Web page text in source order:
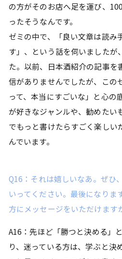
の方がそのお店へ足を運び、
ったそうなんです。
ゼミの中で、「良い文章は読み
す」、という話を伺いましたが
た。以前、日本酒紹介の記事を
信がありませんでしたが、この
って、本当にすごいな」と心の
が好きなジャンルや、勧めたい
でもっと書けたらすごく楽しい
んでいます。
Q16：それは嬉しいなあ。ぜひ
いってください。最後になりま
方にメッセージをいただけます
A16：先ほど「勝つと決める」
り、迷っている方は、学ぶと決